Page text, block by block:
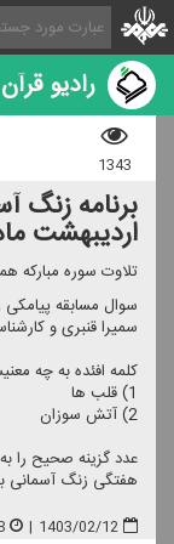
رادیو قرآن
1343
اردیبهشت
تلاوت سوره مباركه
سمیرا قنبری و
كلمه افئده به چه
1) قلب ها
2) آتش سوزان
هفتگی زنگ آسمانی
1403/02/12
|